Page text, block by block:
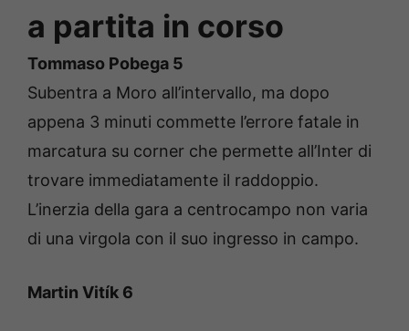
a partita in corso
Tommaso Pobega 5
Subentra a Moro all’intervallo, ma dopo
appena 3 minuti commette l’errore fatale in
marcatura su corner che permette all’Inter di
trovare immediatamente il raddoppio.
L’inerzia della gara a centrocampo non varia
di una virgola con il suo ingresso in campo.
Martin Vitík 6